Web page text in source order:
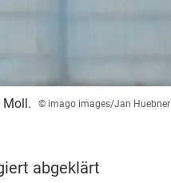
Moll. © imago images/Jan Huebner
abgeklärt